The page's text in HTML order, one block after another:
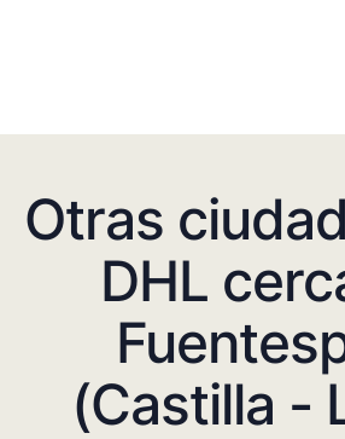
Otras
DHL
(Castilla -